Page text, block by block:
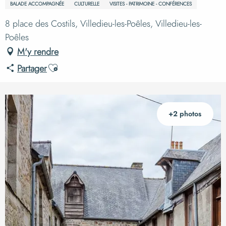
BALADE ACCOMPAGNÉE
CULTURELLE VISITES - PATRIMOINE - CONFÉRENCES
8 place des Costils, Villedieu-les-Poêles, Villedieu-les-
Poêles
M'y rendre
PartagerAjouter aux favoris
+2 photos